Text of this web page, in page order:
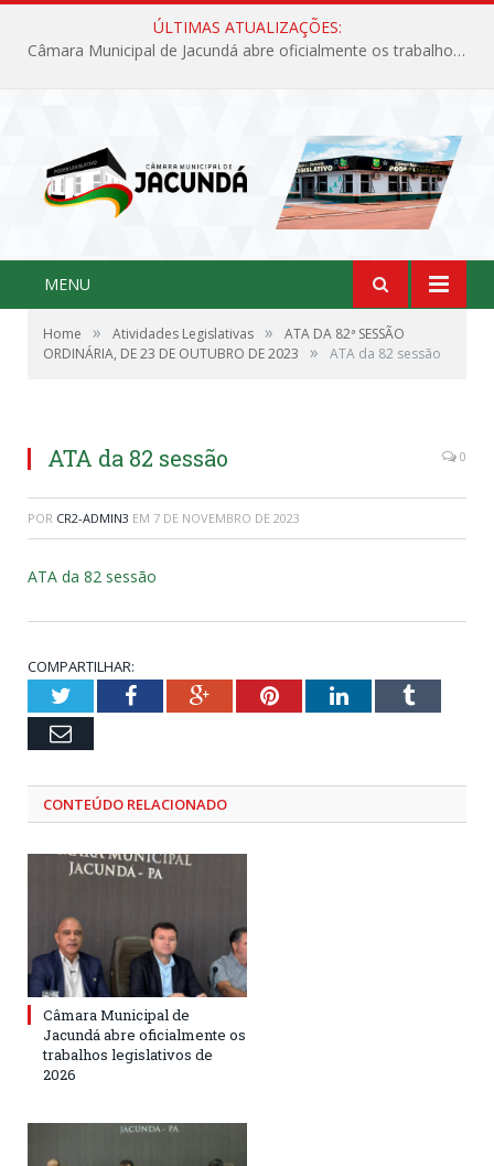
ÚLTIMAS ATUALIZAÇÕES:
Câmara Municipal de Jacundá abre oficialmente os trabalhos legislativos de 2026
MENU
Home » Atividades Legislativas »
ATA DA 82ª SESSÃO
ORDINÁRIA, DE 23 DE OUTUBRO DE 2023
» ATA da 82 sessão
ATA da 82 sessão 0
POR CR2-ADMIN3 EM 7 DE NOVEMBRO DE 2023
ATA da 82 sessão
COMPARTILHAR:
TwitterFacebookGoogle+PinterestLinkedInTumblr
Email
CONTEÚDO RELACIONADO
Câmara Municipal de
Jacundá abre oficialmente os
trabalhos legislativos de
2026